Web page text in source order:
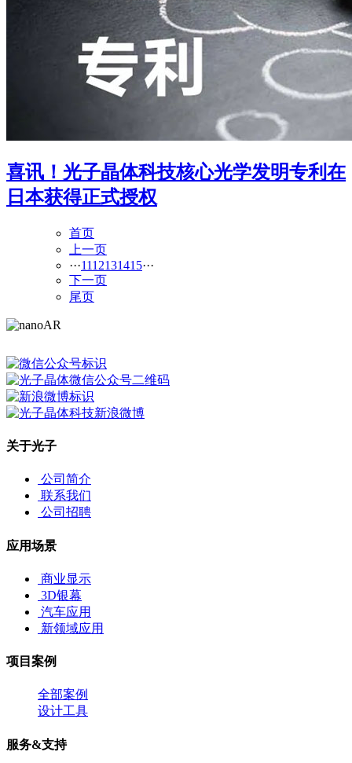
喜讯！光子晶体科技核心光学发明专利在
日本获得正式授权
首页
上一页
···1112131415···
下一页
尾页
关于光子
公司简介
联系我们
公司招聘
应用场景
商业显示
3D银幕
汽车应用
新领域应用
项目案例
全部案例
设计工具
服务&支持